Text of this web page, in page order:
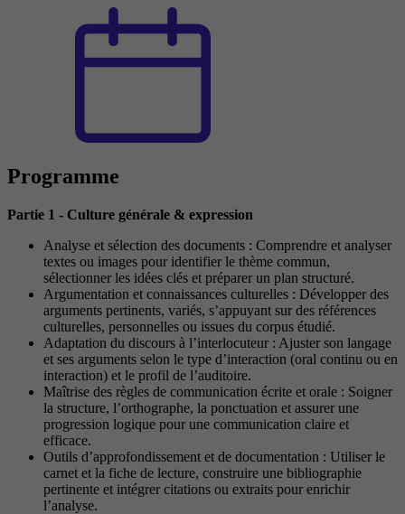
Programme
Partie 1 - Culture générale & expression
Analyse et sélection des documents : Comprendre et analyser
textes ou images pour identifier le thème commun,
sélectionner les idées clés et préparer un plan structuré.
Argumentation et connaissances culturelles : Développer des
arguments pertinents, variés, s’appuyant sur des références
culturelles, personnelles ou issues du corpus étudié.
Adaptation du discours à l’interlocuteur : Ajuster son langage
et ses arguments selon le type d’interaction (oral continu ou en
interaction) et le profil de l’auditoire.
Maîtrise des règles de communication écrite et orale : Soigner
la structure, l’orthographe, la ponctuation et assurer une
progression logique pour une communication claire et
efficace.
Outils d’approfondissement et de documentation : Utiliser le
carnet et la fiche de lecture, construire une bibliographie
pertinente et intégrer citations ou extraits pour enrichir
l’analyse.